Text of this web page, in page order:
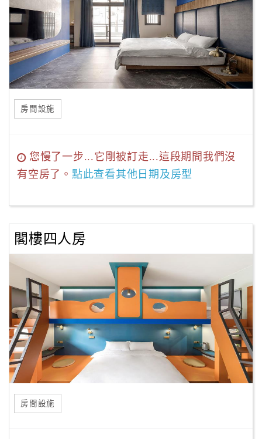
房間設施
您慢了一步...它剛被訂走...這段期間我們沒
有空房了。 點此查看其他日期及房型
閣樓四人房
房間設施